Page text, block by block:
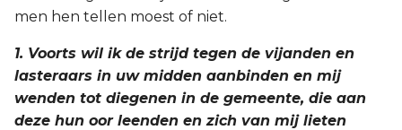
men hen tellen moest of niet.
1. Voorts wil ik de strijd tegen de vijanden en
lasteraars in uw midden aanbinden en mij
wenden tot diegenen in de gemeente, die aan
deze hun oor leenden en zich van mij lieten